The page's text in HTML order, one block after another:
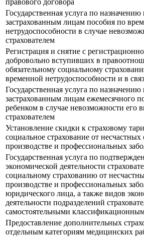
правового договора
Государственная услуга по
застрахованным лицам пособия по
нетрудоспособности в случае
страхователем
Регистрация и снятие с
добровольно вступивших в
обязательному социальному
временной нетрудоспособности и в
Государственная услуга по
застрахованным лицам ежемесячного
ребенком в случае невозможности его
страхователем
Установление скидки к страховому
социальное страхование от несчастных
производстве и профессиональных
Государственная услуга по
экономической деятельности
социальному страхованию от
производстве и профессиональных
юридического лица, а также видов
деятельности подразделений
самостоятельными
Предоставление дополнительных
отдельным категориям медицинских